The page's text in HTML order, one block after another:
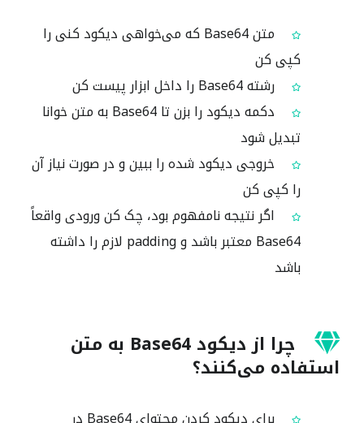
متن Base64 که می‌خواهی دیکود کنی را
کپی کن
رشته Base64 را داخل ابزار پیست کن
دکمه دیکود را بزن تا Base64 به متن خوانا
تبدیل شود
خروجی دیکود شده را ببین و در صورت نیاز آن
را کپی کن
اگر نتیجه نامفهوم بود، چک کن ورودی واقعاً
Base64 معتبر باشد و padding لازم را داشته
باشد
چرا از دیکود Base64 به متن
استفاده می‌کنند؟